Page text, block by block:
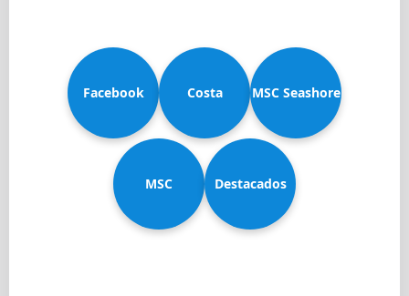
Facebook Costa
Diadema
MSC Seashore
MSC Destacados